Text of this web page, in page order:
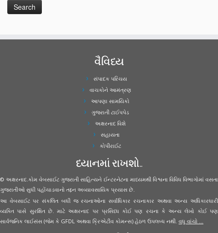
વૈવિધ્ય
સંપાદક પરિચય
વાચકોને આમંત્રણ
આપણા સામયિકો
ગુજરાતી ટાઈપપેડ
અક્ષરનાદ વિશે
સહાયતા
કોપીરાઈટ
ધ્યાનમાં રાખશો..
© અક્ષરનાદ.કોમ વેબસાઈટ ગુજરાતી સાહિત્યને ઈન્ટરનેટના માધ્યમથી વિશ્વના વિવિધ વિભાગોમાં વસતા
ગુજરાતીઓ સુધી પહોંચાડવાનો તદ્દન અવ્યાવસાયિક પ્રયાસ છે.
આ વેબસાઈટ પર સંકલિત બધી જ રચનાઓના સર્વાધિકાર રચનાકાર અથવા અન્ય અધિકારધારી
વ્યક્તિ પાસે સુરક્ષિત છે. માટે અક્ષરનાદ પર પ્રસિધ્ધ કોઈ પણ રચના કે અન્ય લેખો કોઈ પણ
સાર્વજનિક લાઈસંસ (જેમ કે GFDL અથવા ક્રિએટીવ કોમન્સ) હેઠળ ઉપલબ્ધ નથી. વધુ વાંચો ...